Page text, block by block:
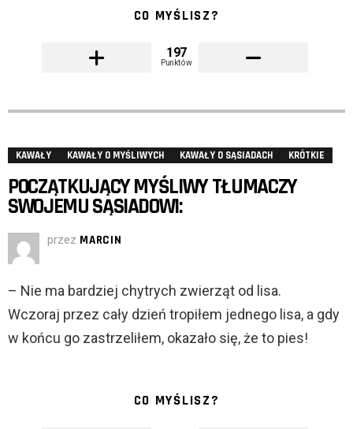
CO MYŚLISZ?
197
Punktów
KAWAŁY KAWAŁY O MYŚLIWYCH KAWAŁY O SĄSIADACH KRÓTKIE
POCZĄTKUJĄCY MYŚLIWY TŁUMACZY
SWOJEMU SĄSIADOWI:
przez MARCIN
– Nie ma bardziej chytrych zwierząt od lisa.
Wczoraj przez cały dzień tropiłem jednego lisa, a gdy
w końcu go zastrzeliłem, okazało się, że to pies!
CO MYŚLISZ?